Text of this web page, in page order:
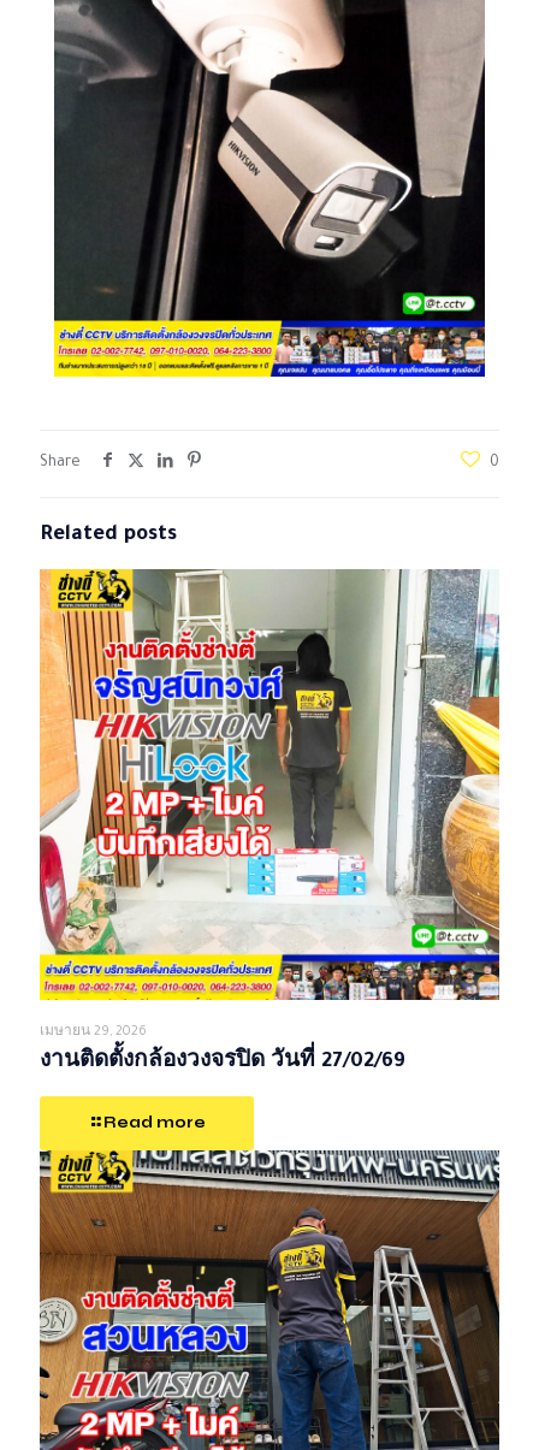
Share 0
Related posts
เมษายน 29, 2026
งานติดตั้งกล้องวงจรปิด วันที่ 27/02/69
Read more